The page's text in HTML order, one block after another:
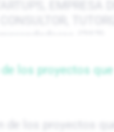
de los proyectos que